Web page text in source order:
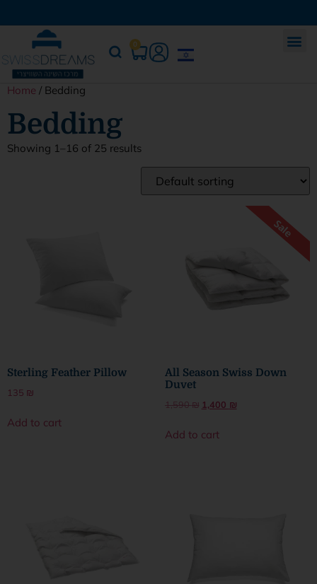
0
Home / Bedding
Bedding
Showing 1–16 of 25 results
Sterling Feather Pillow
135 ₪
Add to cart
All Season Swiss Down
Duvet
1,590₪ 1,400 ₪
Add to cart